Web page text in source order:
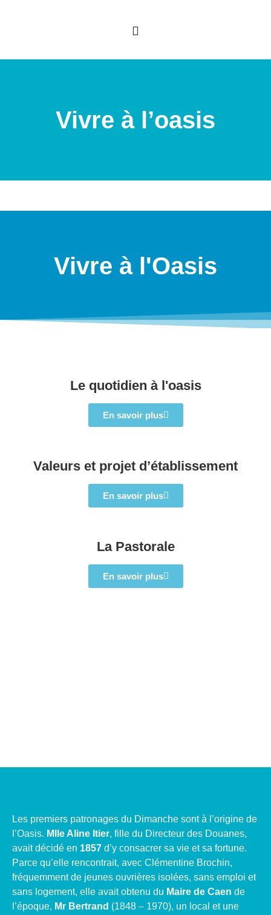
Vivre à l’oasis
Vivre à l'Oasis
Le quotidien à l'oasis
En savoir plus
Valeurs et projet d’établissement
En savoir plus
La Pastorale
En savoir plus
Les premiers patronages du Dimanche sont à l’origine de
l’Oasis. Mlle Aline Itier, fille du Directeur des Douanes,
avait décidé en 1857 d’y consacrer sa vie et sa fortune.
Parce qu’elle rencontrait, avec Clémentine Brochin,
fréquemment de jeunes ouvrières isolées, sans emploi et
sans logement, elle avait obtenu du Maire de Caen de
l’époque, Mr Bertrand (1848 – 1970), un local et une